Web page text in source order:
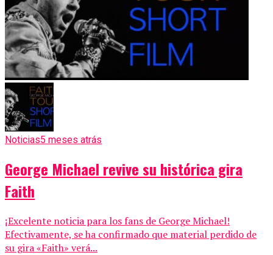
Noticias5 meses atrás
George Michael revive su histórica gira
Faith
¡Excelente noticia para los fans de George Michael!
Efectivamente, se ha confirmado que material perdido de
su gira «Faith» verá...